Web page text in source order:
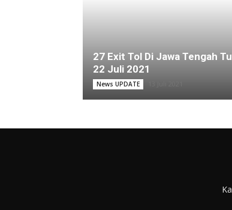
27 Exit Tol Di Jawa Tengah
22 Juli 2021
News UPDATE